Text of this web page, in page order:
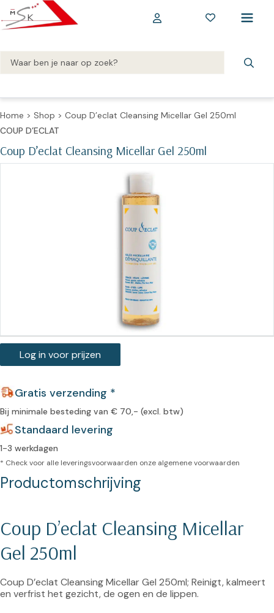
Home > Shop > Coup D’eclat Cleansing Micellar Gel 250ml
Coup D’eclat Cleansing Micellar Gel 250ml
COUP D’ECLAT
Log in voor prijzen
Gratis verzending *
Bij minimale besteding van € 70,- (excl. btw)
Standaard levering
1-3 werkdagen
* Check voor alle leveringsvoorwaarden onze algemene voorwaarden
Productomschrijving
Coup D’eclat Cleansing Micellar
Gel 250ml
Coup D’eclat Cleansing Micellar Gel 250ml; Reinigt, kalmeert
en verfrist het gezicht, de ogen en de lippen.